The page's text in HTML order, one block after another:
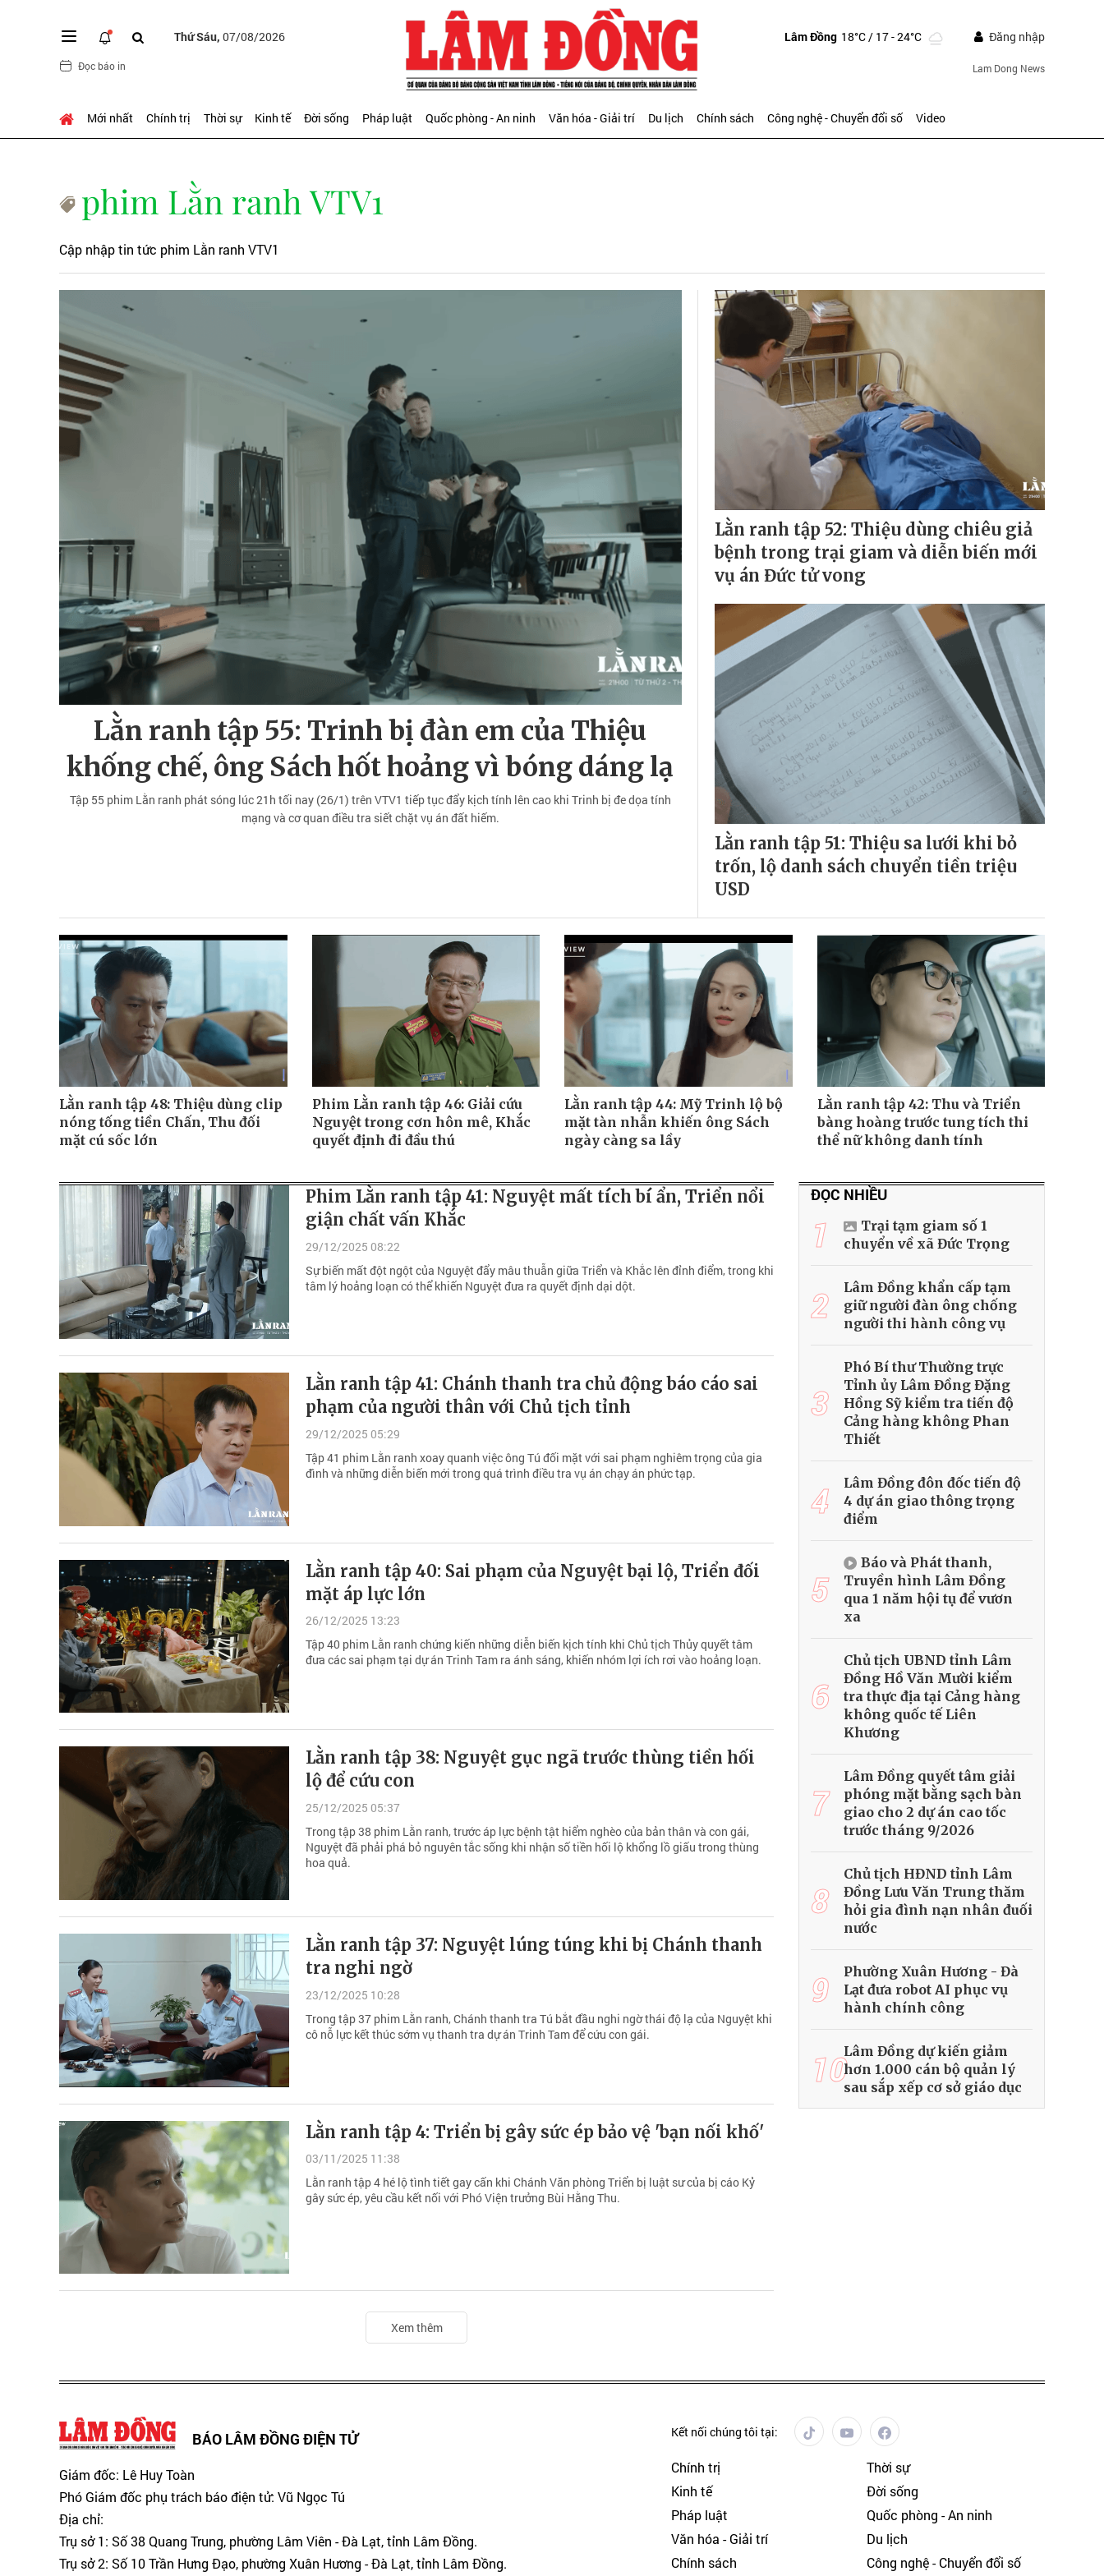
Thứ Sáu, 07/08/2026
Đọc báo in
Lâm Đồng 18°C/ 17 - 24°C Đăng nhập
Lam Dong News
Mới nhất Chính trị Thời sự Kinh tế Đời sống Pháp luật Quốc phòng - An ninh Văn hóa - Giải trí Du lịch Chính sách Công nghệ - Chuyển đổi số Video
phim Lằn ranh VTV1
Cập nhập tin tức phim Lằn ranh VTV1
Lằn ranh tập 55: Trinh bị đàn em của Thiệu
khống chế, ông Sách hốt hoảng vì bóng dáng lạ
Tập 55 phim Lằn ranh phát sóng lúc 21h tối nay (26/1) trên VTV1 tiếp tục đẩy kịch tính lên cao khi Trinh bị đe dọa tính
mạng và cơ quan điều tra siết chặt vụ án đất hiếm.
Lằn ranh tập 52: Thiệu dùng chiêu giả
bệnh trong trại giam và diễn biến mới
vụ án Đức tử vong
Lằn ranh tập 51: Thiệu sa lưới khi bỏ
trốn, lộ danh sách chuyển tiền triệu
USD
Lằn ranh tập 48: Thiệu dùng clip
nóng tống tiền Chấn, Thu đối
mặt cú sốc lớn
Phim Lằn ranh tập 46: Giải cứu
Nguyệt trong cơn hôn mê, Khắc
quyết định đi đầu thú
Lằn ranh tập 44: Mỹ Trinh lộ bộ
mặt tàn nhẫn khiến ông Sách
ngày càng sa lầy
Lằn ranh tập 42: Thu và Triển
bàng hoàng trước tung tích thi
thể nữ không danh tính
Phim Lằn ranh tập 41: Nguyệt mất tích bí ẩn, Triển nổi
giận chất vấn Khắc
29/12/2025 08:22
Sự biến mất đột ngột của Nguyệt đẩy mâu thuẫn giữa Triển và Khắc lên đỉnh điểm, trong khi
tâm lý hoảng loạn có thể khiến Nguyệt đưa ra quyết định dại dột.
Lằn ranh tập 41: Chánh thanh tra chủ động báo cáo sai
phạm của người thân với Chủ tịch tỉnh
29/12/2025 05:29
Tập 41 phim Lằn ranh xoay quanh việc ông Tú đối mặt với sai phạm nghiêm trọng của gia
đình và những diễn biến mới trong quá trình điều tra vụ án chạy án phức tạp.
Lằn ranh tập 40: Sai phạm của Nguyệt bại lộ, Triển đối
mặt áp lực lớn
26/12/2025 13:23
Tập 40 phim Lằn ranh chứng kiến những diễn biến kịch tính khi Chủ tịch Thủy quyết tâm
đưa các sai phạm tại dự án Trinh Tam ra ánh sáng, khiến nhóm lợi ích rơi vào hoảng loạn.
Lằn ranh tập 38: Nguyệt gục ngã trước thùng tiền hối
lộ để cứu con
25/12/2025 05:37
Trong tập 38 phim Lằn ranh, trước áp lực bệnh tật hiểm nghèo của bản thân và con gái,
Nguyệt đã phải phá bỏ nguyên tắc sống khi nhận số tiền hối lộ khổng lồ giấu trong thùng
hoa quả.
Lằn ranh tập 37: Nguyệt lúng túng khi bị Chánh thanh
tra nghi ngờ
23/12/2025 10:28
Trong tập 37 phim Lằn ranh, Chánh thanh tra Tú bắt đầu nghi ngờ thái độ lạ của Nguyệt khi
cô nỗ lực kết thúc sớm vụ thanh tra dự án Trinh Tam để cứu con gái.
Lằn ranh tập 4: Triển bị gây sức ép bảo vệ 'bạn nối khố'
03/11/2025 11:38
Lằn ranh tập 4 hé lộ tình tiết gay cấn khi Chánh Văn phòng Triển bị luật sư của bị cáo Kỷ
gây sức ép, yêu cầu kết nối với Phó Viện trưởng Bùi Hằng Thu.
Xem thêm
ĐỌC NHIỀU
1
Trại tạm giam số 1
chuyển về xã Đức Trọng
2
Lâm Đồng khẩn cấp tạm
giữ người đàn ông chống
người thi hành công vụ
3
Phó Bí thư Thường trực
Tỉnh ủy Lâm Đồng Đặng
Hồng Sỹ kiểm tra tiến độ
Cảng hàng không Phan
Thiết
4
Lâm Đồng đôn đốc tiến độ
4 dự án giao thông trọng
điểm
5
Báo và Phát thanh,
Truyền hình Lâm Đồng
qua 1 năm hội tụ để vươn
xa
6
Chủ tịch UBND tỉnh Lâm
Đồng Hồ Văn Mười kiểm
tra thực địa tại Cảng hàng
không quốc tế Liên
Khương
7
Lâm Đồng quyết tâm giải
phóng mặt bằng sạch bàn
giao cho 2 dự án cao tốc
trước tháng 9/2026
8
Chủ tịch HĐND tỉnh Lâm
Đồng Lưu Văn Trung thăm
hỏi gia đình nạn nhân đuối
nước
9
Phường Xuân Hương - Đà
Lạt đưa robot AI phục vụ
hành chính công
10Lâm Đồng dự kiến giảm
hơn 1.000 cán bộ quản lý
sau sắp xếp cơ sở giáo dục
BÁO LÂM ĐỒNG ĐIỆN TỬ
Giám đốc: Lê Huy Toàn
Phó Giám đốc phụ trách báo điện tử: Vũ Ngọc Tú
Địa chỉ:
Trụ sở 1: Số 38 Quang Trung, phường Lâm Viên - Đà Lạt, tỉnh Lâm Đồng.
Trụ sở 2: Số 10 Trần Hưng Đạo, phường Xuân Hương - Đà Lạt, tỉnh Lâm Đồng.
Kết nối chúng tôi tại:
Chính trị
Thời sự
Kinh tế
Đời sống
Pháp luật
Quốc phòng - An ninh
Văn hóa - Giải trí
Du lịch
Chính sách
Công nghệ - Chuyển đổi số